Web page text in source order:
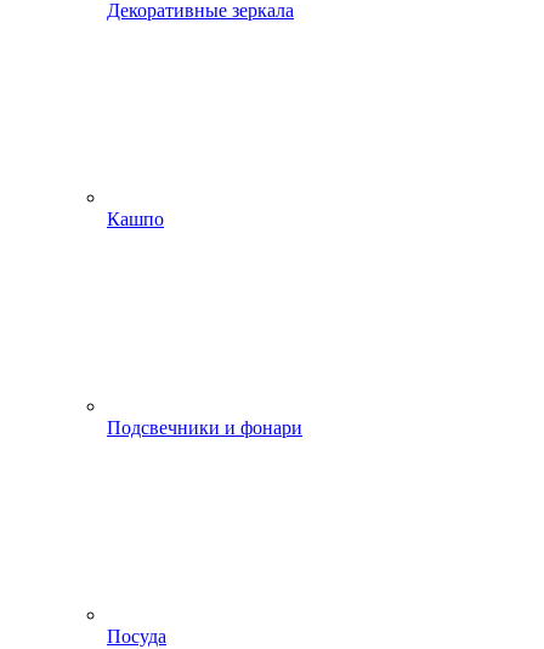
Декоративные зеркала
Кашпо
Подсвечники и фонари
Посуда